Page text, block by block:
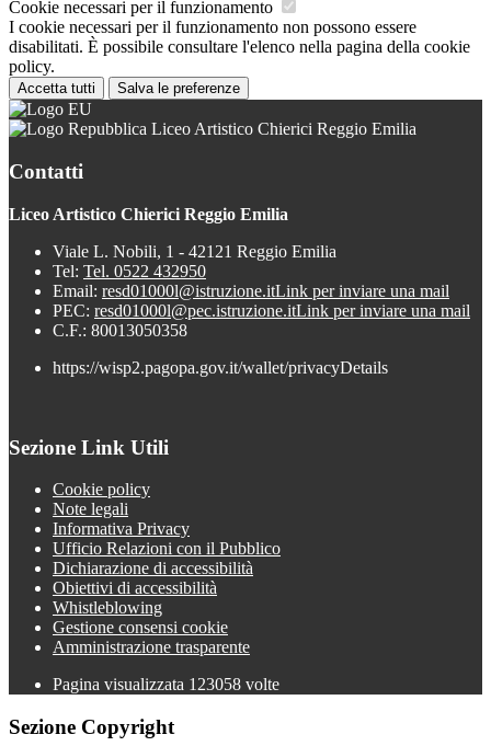
Cookie necessari per il funzionamento
I cookie necessari per il funzionamento non possono essere
disabilitati. È possibile consultare l'elenco nella pagina della cookie
policy.
Accetta tutti Salva le preferenze
Liceo Artistico Chierici Reggio Emilia
Contatti
Liceo Artistico Chierici Reggio Emilia
Viale L. Nobili, 1 - 42121 Reggio Emilia
Tel: Tel. 0522 432950
Email: resd01000l@istruzione.itLink per inviare una mail
PEC: resd01000l@pec.istruzione.itLink per inviare una mail
C.F.: 80013050358
https://wisp2.pagopa.gov.it/wallet/privacyDetails
Sezione Link Utili
Cookie policy
Note legali
Informativa Privacy
Ufficio Relazioni con il Pubblico
Dichiarazione di accessibilità
Obiettivi di accessibilità
Whistleblowing
Gestione consensi cookie
Amministrazione trasparente
Pagina visualizzata 123058 volte
Sezione Copyright